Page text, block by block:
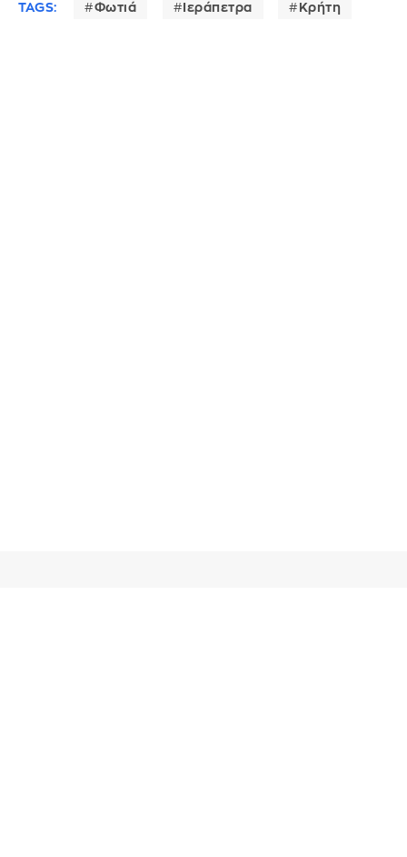
TAGS: Φωτιά Ιεράπετρα Κρήτη